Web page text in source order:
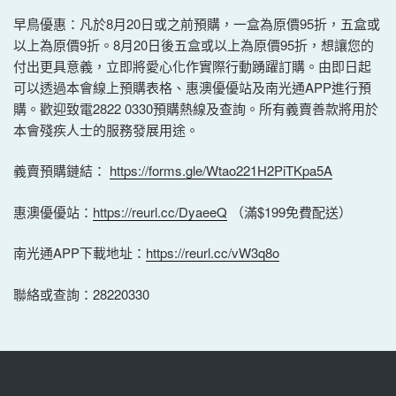
早鳥優惠：凡於8月20日或之前預購，一盒為原價95折，五盒或
以上為原價9折。8月20日後五盒或以上為原價95折，想讓您的
付出更具意義，立即將愛心化作實際行動踴躍訂購。由即日起
可以透過本會線上預購表格、惠澳優優站及南光通APP進行預
購。歡迎致電2822 0330預購熱線及查詢。所有義賣善款將用於
本會殘疾人士的服務發展用途。
義賣預購鏈結： https://forms.gle/Wtao221H2PiTKpa5A
惠澳優優站： https://reurl.cc/DyaeeQ （滿$199免費配送）
南光通APP下載地址： https://reurl.cc/vW3q8o
聯絡或查詢：28220330